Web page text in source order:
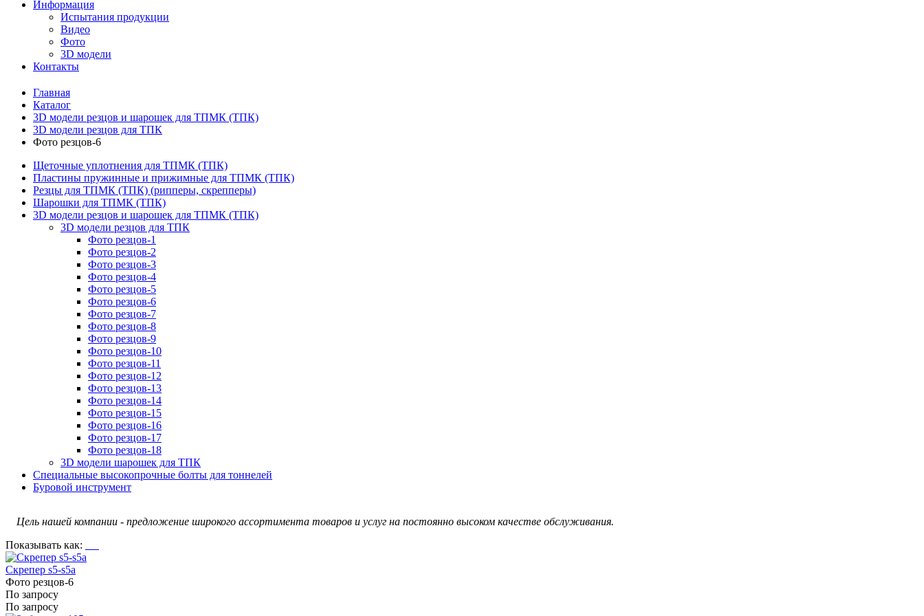
Информация
Испытания продукции
Видео
Фото
3D модели
Контакты
Главная
Каталог
3D модели резцов и шарошек для ТПМК (ТПК)
3D модели резцов для ТПК
Фото резцов-6
Щеточные уплотнения для ТПМК (ТПК)
Пластины пружинные и прижимные для ТПМК (ТПК)
Резцы для ТПМК (ТПК) (рипперы, скрепперы)
Шарошки для ТПМК (ТПК)
3D модели резцов и шарошек для ТПМК (ТПК)
3D модели резцов для ТПК
Фото резцов-1
Фото резцов-2
Фото резцов-3
Фото резцов-4
Фото резцов-5
Фото резцов-6
Фото резцов-7
Фото резцов-8
Фото резцов-9
Фото резцов-10
Фото резцов-11
Фото резцов-12
Фото резцов-13
Фото резцов-14
Фото резцов-15
Фото резцов-16
Фото резцов-17
Фото резцов-18
3D модели шарошек для ТПК
Специальные высокопрочные болты для тоннелей
Буровой инструмент
Цель нашей компании - предложение широкого ассортимента товаров и услуг на постоянно высоком качестве обслуживания.
Показывать как:
Скрепер s5-s5a
Фото резцов-6
По запросу
По запросу